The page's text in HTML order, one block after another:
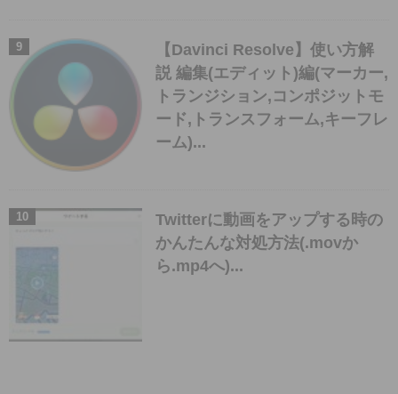
【Davinci Resolve】使い方解
説 編集(エディット)編(マーカー,
トランジション,コンポジットモ
ード,トランスフォーム,キーフレ
ーム)...
Twitterに動画をアップする時の
かんたんな対処方法(.movか
ら.mp4へ)...